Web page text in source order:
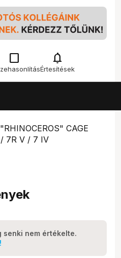
check_box_outline_blank notifications
Értesítések
CAGE
7R V / 7 IV
senki nem értékelte.